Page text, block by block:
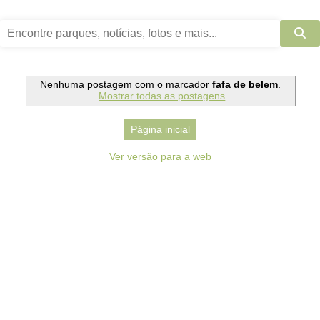
Nenhuma postagem com o marcador fafa de belem.
Mostrar todas as postagens
Página inicial
Ver versão para a web